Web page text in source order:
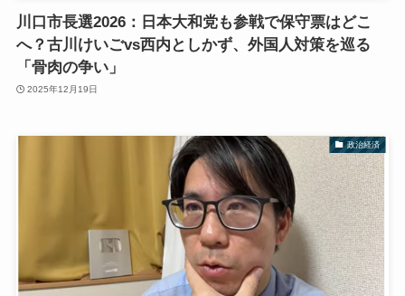
川口市長選2026：日本大和党も参戦で保守票はどこ
へ？古川けいごvs西内としかず、外国人対策を巡る
「骨肉の争い」
2025年12月19日
政治経済